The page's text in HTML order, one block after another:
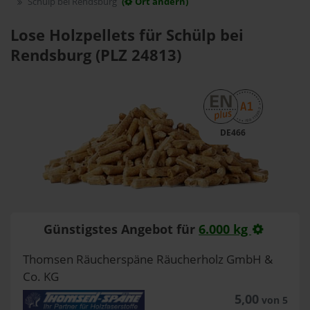
Lose Holzpellets für Schülp bei
Rendsburg (PLZ 24813)
DE466
Günstigstes Angebot für 6.000 kg
Thomsen Räucherspäne Räucherholz GmbH &
Co. KG
5,00 von 5